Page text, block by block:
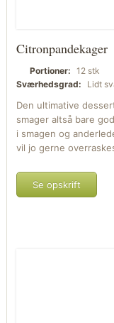
Citronpandekager
Portioner: 12 stk
Sværhedsgrad:
Lidt
Den ultimative
smager altså bare
i smagen og
vil jo gerne
Se opskrift